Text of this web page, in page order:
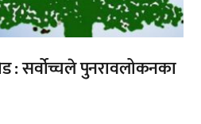
: सर्वोच्चले पुनरावलोकनका